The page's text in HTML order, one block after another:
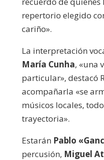
repertorio elegido
cariño».
La interpretación
María Cunha, «una
particular», destacó
acompañarla «se
músicos locales,
trayectoria».
Estarán Pablo
percusión, Miguel